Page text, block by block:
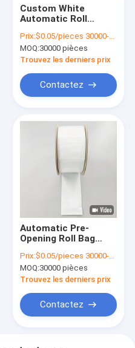
Custom White
Automatic Roll
Plastic Garment
Bags
Prix:$0.05/pieces 30000-299999 pieces
MOQ:30000 pièces
Trouvez les derniers prix
Contactez
Automatic Pre-
Opening Roll Bag
Recycled Poly Plastic
Prix:$0.05/pieces 30000-299999 pieces
MOQ:30000 pièces
Trouvez les derniers prix
Contactez